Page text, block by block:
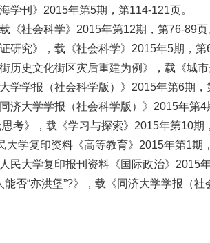
学刊》2015年第5期，第114-121页。
《社会科学》2015年第12期，第76-89页
究》，载《社会科学》2015年5期，第
史文化街区灾后重建为例》，载《城市
学报（社会科学版）》2015年第6期，
大学学报（社会科学版）》2015年第4
考》，载《学习与探索》2015年第10期
学复印资料《高等教育》2015年第1期
大学复印报刊资料《国际政治》2015
否“亦洪堡”?》，载《同济大学学报（社